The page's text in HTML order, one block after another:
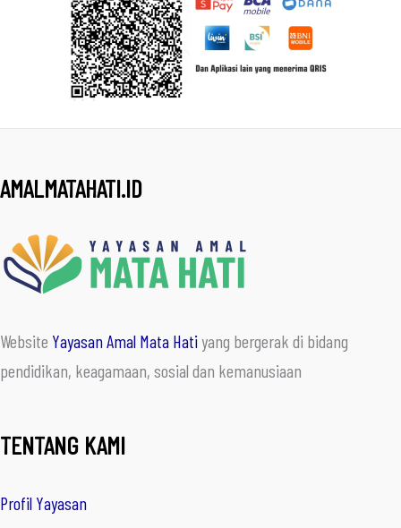
AMALMATAHATI.ID
Website Yayasan Amal Mata Hatiyang bergerak di bidang
pendidikan, keagamaan, sosial dan kemanusiaan
TENTANG KAMI
Profil Yayasan